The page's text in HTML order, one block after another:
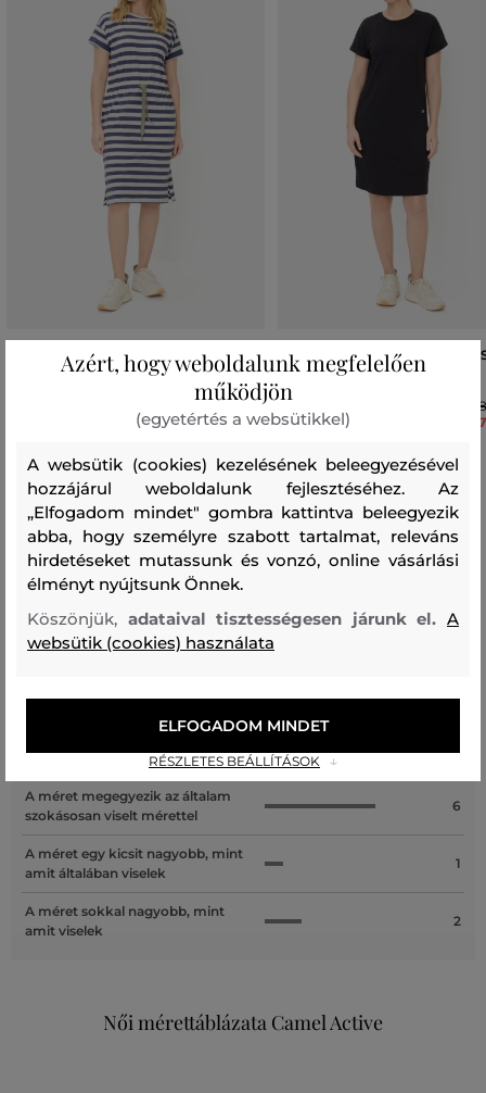
RUHA CAMEL ACTIVE DRESSES
44 990 Ft
31 490 Ft
S, M, L, XL
RUHA CAMEL ACTIVE
SHORT
XS, S, M, , XL +1 további
Recenziók
ÜGYFELEINKNEK ÁLTAL ÉRTÉKELT MÉRETEK
viselek
A méret egy kicsit kisebb, mint
amit viselek
A méret megegyezik az általam
szokásosan viselt mérettel
6
A méret egy kicsit nagyobb, mint
amit általában viselek
1
A méret sokkal nagyobb, mint
amit viselek
2
Női mérettáblázata Camel Active
Azért, hogy weboldalunk megfelelően
működjön
(egyetértés a websütikkel)
A websütik (cookies) kezelésének beleegyezésével
hozzájárul weboldalunk fejlesztéséhez. Az
„Elfogadom mindet" gombra kattintva beleegyezik
abba, hogy személyre szabott tartalmat, releváns
hirdetéseket mutassunk és vonzó, online vásárlási
élményt nyújtsunk Önnek.
Köszönjük, adataival tisztességesen járunk el.A
websütik (cookies) használata
RÉSZLETES BEÁLLÍTÁSOK
ELFOGADOM MINDET